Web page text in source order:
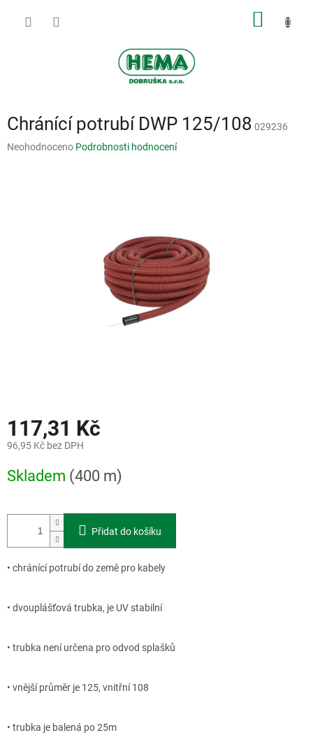
Chránící potrubí DWP 125/108 029236
Průměrné
Neohodnoceno Podrobnosti hodnocení
117,31 Kč
96,95 Kč bez DPH
cena:
Skladem (400 m)
Přidat do košíku
• chránící potrubí do země pro kabely
• dvouplášťová trubka, je UV stabilní
• trubka není určena pro odvod splašků
• vnější průměr je 125, vnitřní 108
• trubka je balená po 25m